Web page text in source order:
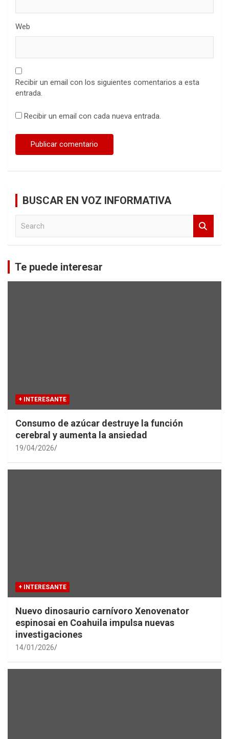
Web
Recibir un email con los siguientes comentarios a esta
entrada.
Recibir un email con cada nueva entrada.
BUSCAR EN VOZ INFORMATIVA
c
h
Te puede interesar
+ INTERESANTE
Consumo de azúcar destruye la función
cerebral y aumenta la ansiedad
19/04/2026
+ INTERESANTE
Nuevo dinosaurio carnívoro Xenovenator
espinosai en Coahuila impulsa nuevas
investigaciones
14/01/2026